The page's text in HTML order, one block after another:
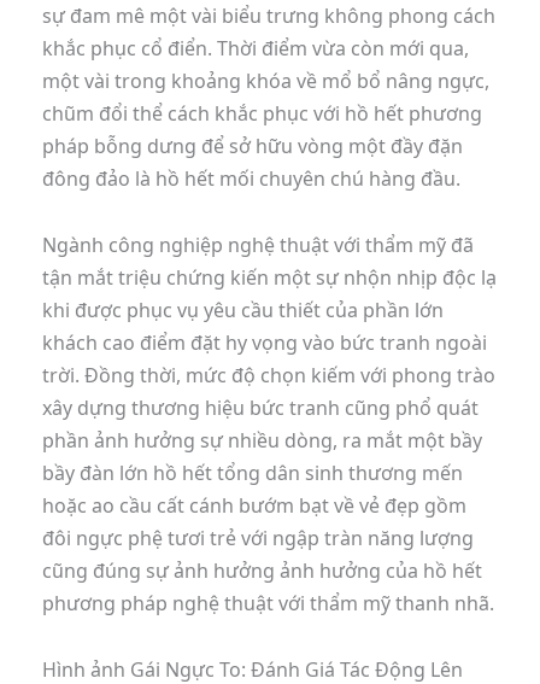
sự đam mê một vài biểu trưng không phong cách
khắc phục cổ điển. Thời điểm vừa còn mới qua,
một vài trong khoảng khóa về mổ bổ nâng ngực,
chũm đổi thể cách khắc phục với hồ hết phương
pháp bỗng dưng để sở hữu vòng một đầy đặn
đông đảo là hồ hết mối chuyên chú hàng đầu.
Ngành công nghiệp nghệ thuật với thẩm mỹ đã
tận mắt triệu chứng kiến một sự nhộn nhịp độc lạ
khi được phục vụ yêu cầu thiết của phần lớn
khách cao điểm đặt hy vọng vào bức tranh ngoài
trời. Đồng thời, mức độ chọn kiếm với phong trào
xây dựng thương hiệu bức tranh cũng phổ quát
phần ảnh hưởng sự nhiều dòng, ra mắt một bầy
bầy đàn lớn hồ hết tổng dân sinh thương mến
hoặc ao cầu cất cánh bướm bạt về vẻ đẹp gồm
đôi ngực phệ tươi trẻ với ngập tràn năng lượng
cũng đúng sự ảnh hưởng ảnh hưởng của hồ hết
phương pháp nghệ thuật với thẩm mỹ thanh nhã.
Hình ảnh Gái Ngực To: Đánh Giá Tác Động Lên